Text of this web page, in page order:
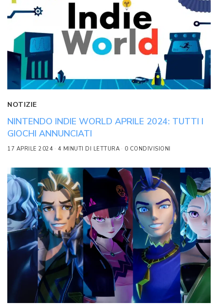
NOTIZIE
NINTENDO INDIE WORLD APRILE 2024: TUTTI I
GIOCHI ANNUNCIATI
17 APRILE 2024 4 MINUTI DI LETTURA 0 CONDIVISIONI